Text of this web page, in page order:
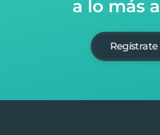
a lo más
Regístrate